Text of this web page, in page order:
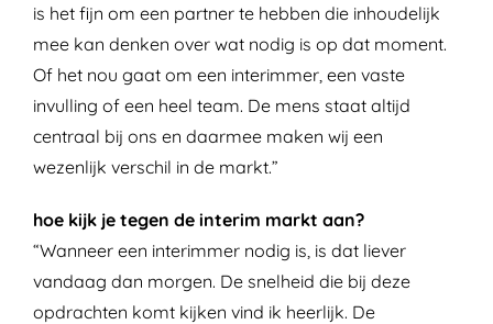
is het fijn om een partner te hebben die inhoudelijk
mee kan denken over wat nodig is op dat moment.
Of het nou gaat om een interimmer, een vaste
invulling of een heel team. De mens staat altijd
centraal bij ons en daarmee maken wij een
wezenlijk verschil in de markt.”
hoe kijk je tegen de interim markt aan?
“Wanneer een interimmer nodig is, is dat liever
vandaag dan morgen. De snelheid die bij deze
opdrachten komt kijken vind ik heerlijk. De